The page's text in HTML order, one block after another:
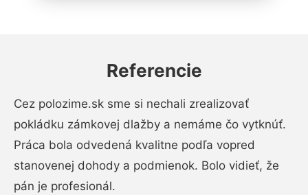
Referencie
Cez polozime.sk sme si nechali zrealizovať
pokládku zámkovej dlažby a nemáme čo vytknúť.
Práca bola odvedená kvalitne podľa vopred
stanovenej dohody a podmienok. Bolo vidieť, že
pán je profesionál.